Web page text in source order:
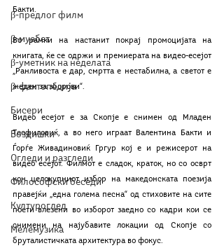
β-предлог филм
β-муабет
β-уметник на неделата
β-фактопедија
Бисери
Воздишки
Огледи и разгледи
Философски беседи
Културоглед
Мелемузика
Бакти.
Во рамки на настанит покрај промоцијата на
книгата, ќе се одржи и премиерата на видео-есејот
„Ранливоста е дар, смртта е нестабилна, а светот е
жеден за зборови“.
Видео есејот е за Скопје е снимен од Младен
Теофиловиќ, а во него играат Валентина Бакти и
Ѓорѓе Живадиновиќ Гргур кој е и режисерот на
видео есејот. Филмот е сладок, краток, но со осврт
кон целокупниот избор на македонската поезија
правејќи „една голема песна“ од стиховите на сите
поети влезени во изборот заедно со кадри кои се
снимени на најубавите локации од Скопје со
бруталистичката архитектура во фокус.